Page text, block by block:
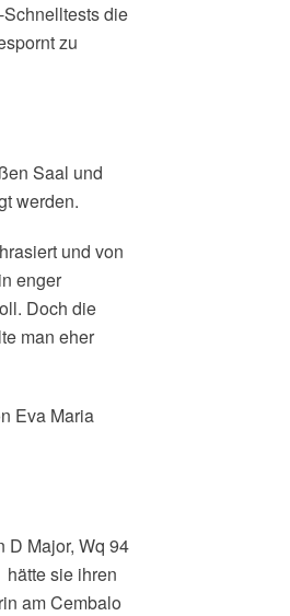
die
zu
Saal und
werden.
und von
enger
Doch die
man eher
Eva Maria
D Major, Wq 94
sie ihren
am Cembalo